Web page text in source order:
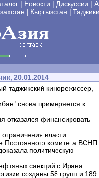
| Новости | Дискуссии |
| Кыргызстан |
20.01.2014
таджикский кинорежиссер,
снова примеряется к
отказался финансировать
власти
Постоянного комитета ВСНП
политическую
санкций с Ирана
созданы 58 групп и 189